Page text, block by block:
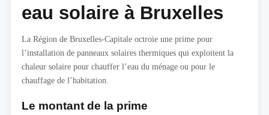
eau solaire à Bruxelles
La Région de Bruxelles-Capitale octroie une prime pour
l’installation de panneaux solaires thermiques qui exploitent la
chaleur solaire pour chauffer l’eau du ménage ou pour le
chauffage de l’habitation.
Le montant de la prime